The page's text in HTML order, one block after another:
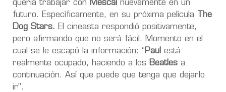
quería trabajar con
Mescal nuevamente en un
futuro. Específicamente, en su próxima película
The
Dog Stars. El cineasta respondió positivamente,
pero afirmando que no será fácil. Momento en el
cual se le escapó la información: “Paul está
realmente ocupado, haciendo a los Beatles a
continuación. Así que puede que tenga que dejarlo
ir”.